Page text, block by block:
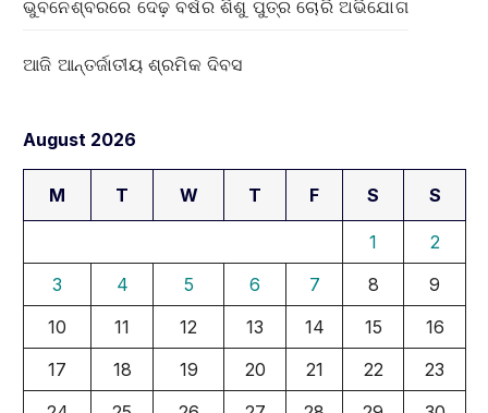
ଭୁବନେଶ୍ବରରେ ଦେଢ଼ ବର୍ଷର ଶିଶୁ ପୁତ୍ର ଚୋରି ଅଭିଯୋଗ
ଆଜି ଆନ୍ତର୍ଜାତୀୟ ଶ୍ରମିକ ଦିବସ
August 2026
M T W T F S S
1
2
3
4 5 6 7 8
9
10
11 12 13 14 15
16
17
18 19 20 21 22
23